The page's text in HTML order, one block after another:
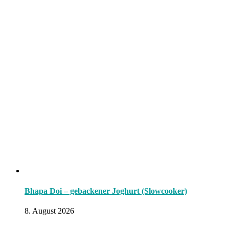
Bhapa Doi – gebackener Joghurt (Slowcooker)
8. August 2026